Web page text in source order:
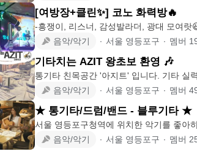
[여방장+클린✨️] 코노 화력방🔥
-흥쟁이, 리스너, 감성발라더, 광대 모여랏
음악/악기
∙ 서울 영등포구 ∙ 멤버
기타치는 AZIT 왕초보 환영 🎶
통기타 친목공간 '아지트' 입니다. 기타 실
음악/악기
∙ 서울 영등포구 ∙ 멤버
★ 통기타/드럼/밴드 - 블루기타 ★
서울 영등포구청역에 위치한 악기를 좋아
음악/악기
∙ 서울 영등포구 ∙ 멤버